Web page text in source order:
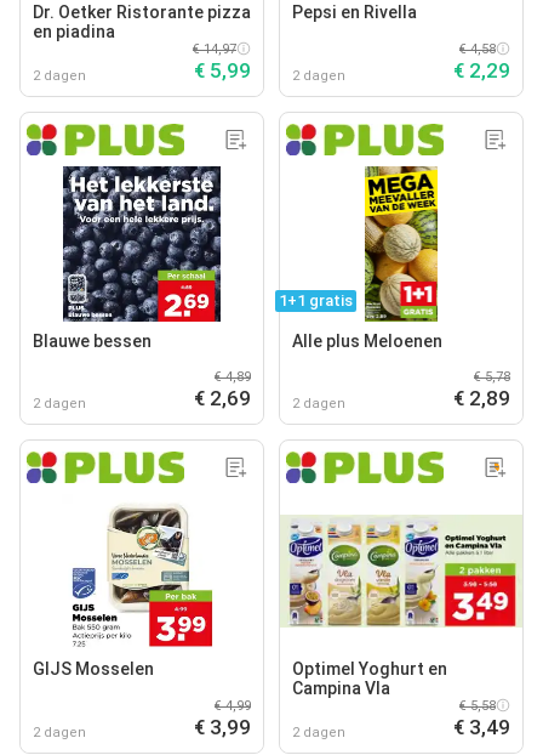
Dr. Oetker Ristorante pizza
en piadina
2 dagen
€ 14,97
€ 5,99
Pepsi en Rivella
2 dagen
€ 4,58
€ 2,29
Blauwe bessen
2 dagen
€ 4,89
€ 2,69
1+1 gratis
Alle plus Meloenen
2 dagen
€ 5,78
€ 2,89
GIJS Mosselen
2 dagen
€ 4,99
€ 3,99
Optimel Yoghurt en
Campina Vla
2 dagen
€ 5,58
€ 3,49